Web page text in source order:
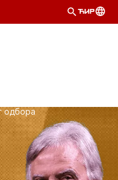
ЋИР
одбора